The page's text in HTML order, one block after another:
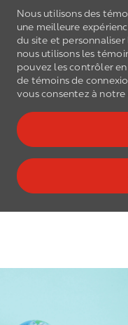
Nous utilisons des
une meilleure
du site et
nous utilisons les
pouvez les contrôler
de témoins de
vous consentez à
Skip to main